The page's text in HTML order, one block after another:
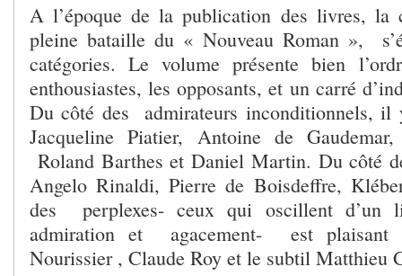
A l’époque de la publication des livres, la
pleine bataille du « Nouveau Roman »,
catégories. Le volume présente bien
enthousiastes, les opposants, et un carré
Du côté des admirateurs inconditionnels,
Jacqueline Piatier, Antoine de
Roland Barthes et Daniel Martin. Du côté
Angelo Rinaldi, Pierre de Boisdeffre,
des perplexes- ceux qui oscillent d’un
admiration et agacement- est plaisant
Nourissier , Claude Roy et le subtil Matthieu